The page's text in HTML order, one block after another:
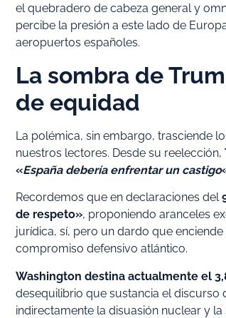
el quebradero de cabeza general y
percibe la presión a este lado de
aeropuertos españoles.
La sombra de
de equidad
La polémica, sin embargo, trasciende
nuestros lectores. Desde su reelección,
«España debería enfrentar un castigo
Recordemos que en declaraciones del
de respeto», proponiendo aranceles
jurídica, sí, pero un dardo que
compromiso defensivo atlántico.
Washington destina actualmente el
desequilibrio que sustancia el discurso
indirectamente la disuasión nuclear y